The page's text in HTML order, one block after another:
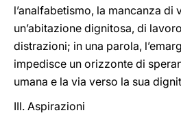
l’analfabetismo, la mancanza di
un’abitazione dignitosa, di
distrazioni; in una parola,
impedisce un orizzonte di
umana e la via verso la sua
III. Aspirazioni